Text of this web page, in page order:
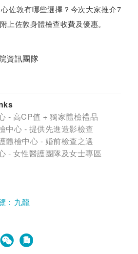
佐敦有哪些選擇？今次大家推介7
上佐敦身體檢查收費及優惠。
資訊團隊
- 高CP值 + 獨家體檢禮品
中心 - 提供先進造影檢查
體檢中心 - 婚前檢查之選
- 女性醫護團隊及女士專區
：九龍